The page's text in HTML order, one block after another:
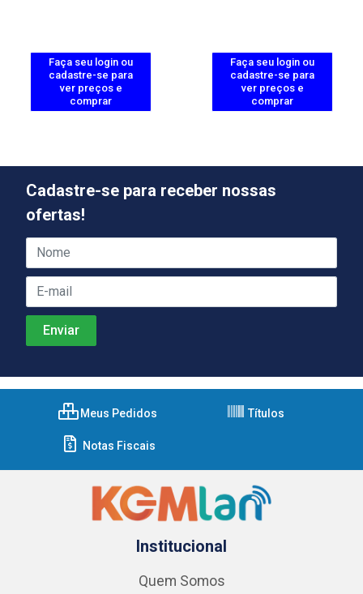
Faça seu login ou
cadastre-se para
ver preços e
comprar
Faça seu login ou
cadastre-se para
ver preços e
comprar
Cadastre-se para receber nossas
ofertas!
Meus Pedidos Títulos
Notas Fiscais
Institucional
Quem Somos